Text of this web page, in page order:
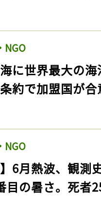
NGO
海に世界最大の
約で加盟国が合
NGO
】6月熱波、観
目の暑さ。死者
気に入りに
ログインが必